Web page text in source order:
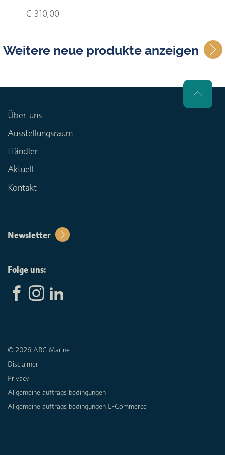
€ 310,00
Weitere neue produkte anzeigen
Über uns
Ausstellungsraum
Händler
Aktuell
Kontakt
Newsletter
Folge uns:
© 2026 ARC Marine
Disclaimer
Privacy
Allgemeine auftrags bedingungen
Allgemeine auftrags bedingungen E-Commerce